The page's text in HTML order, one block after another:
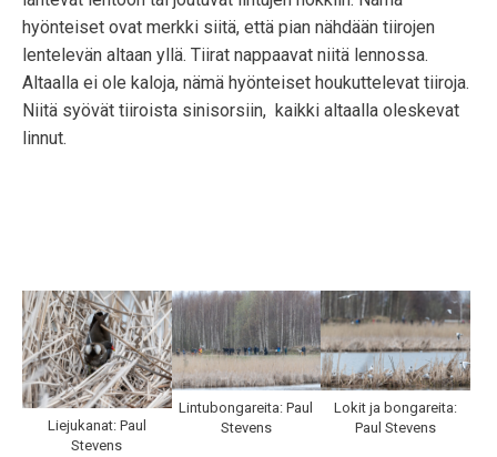
hyönteiset ovat merkki siitä, että pian nähdään tiirojen
lentelevän altaan yllä. Tiirat nappaavat niitä lennossa.
Altaalla ei ole kaloja, nämä hyönteiset houkuttelevat tiiroja.
Niitä syövät tiiroista sinisorsiin, kaikki altaalla oleskevat
linnut.
Liejukanat: Paul
Stevens
Lintubongareita: Paul
Stevens
Lokit ja bongareita:
Paul Stevens